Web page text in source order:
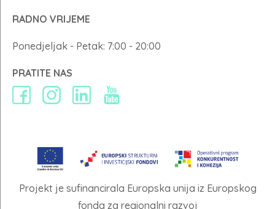
RADNO VRIJEME
Ponedjeljak - Petak: 7:00 - 20:00
PRATITE NAS
Projekt je sufinancirala Europska unija iz Europskog
fonda za regionalni razvoj